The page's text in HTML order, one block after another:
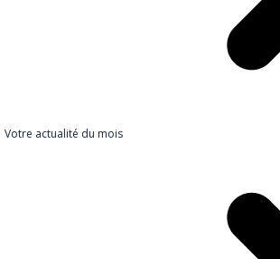
Votre actualité du mois